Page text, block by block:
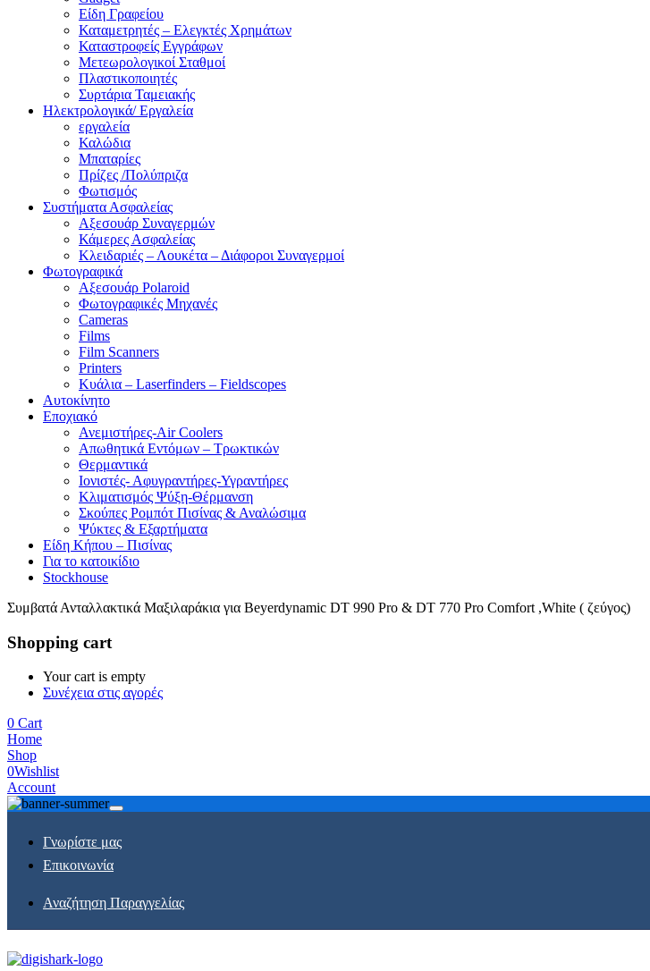
Είδη Γραφείου
Καταμετρητές – Ελεγκτές Χρημάτων
Καταστροφείς Εγγράφων
Μετεωρολογικοί Σταθμοί
Πλαστικοποιητές
Συρτάρια Ταμειακής
Ηλεκτρολογικά/ Εργαλεία
εργαλεία
Καλώδια
Μπαταρίες
Πρίζες /Πολύπριζα
Φωτισμός
Συστήματα Ασφαλείας
Αξεσουάρ Συναγερμών
Κάμερες Ασφαλείας
Κλειδαριές – Λουκέτα – Διάφοροι Συναγερμοί
Φωτογραφικά
Αξεσουάρ Polaroid
Φωτογραφικές Μηχανές
Cameras
Films
Film Scanners
Printers
Κυάλια – Laserfinders – Fieldscopes
Αυτοκίνητο
Εποχιακό
Ανεμιστήρες-Air Coolers
Απωθητικά Εντόμων – Τρωκτικών
Θερμαντικά
Ιονιστές- Αφυγραντήρες-Υγραντήρες
Κλιματισμός Ψύξη-Θέρμανση
Σκούπες Ρομπότ Πισίνας & Αναλώσιμα
Ψύκτες & Εξαρτήματα
Είδη Κήπου – Πισίνας
Για το κατοικίδιο
Stockhouse
Συμβατά Ανταλλακτικά Μαξιλαράκια για Beyerdynamic DT 990 Pro & DT 770 Pro Comfort ,White ( ζεύγος)
Shopping cart
Your cart is empty
Συνέχεια στις αγορές
0 Cart
Home
Shop
0Wishlist
Account
Γνωρίστε μας
Επικοινωνία
Αναζήτηση Παραγγελίας